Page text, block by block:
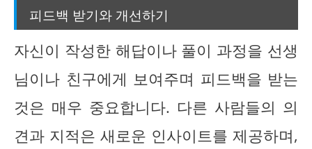
피드백 받기와 개선하기
자신이 작성한 해답이나 풀이 과정을 선생
님이나 친구에게 보여주며 피드백을 받는
것은 매우 중요합니다. 다른 사람들의 의
견과 지적은 새로운 인사이트를 제공하며,